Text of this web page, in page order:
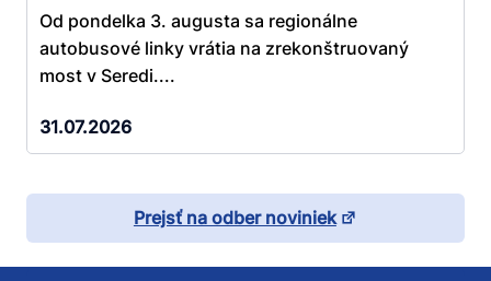
Od pondelka 3. augusta sa regionálne
autobusové linky vrátia na zrekonštruovaný
most v Seredi....
31.07.2026
Prejsť na odber noviniek